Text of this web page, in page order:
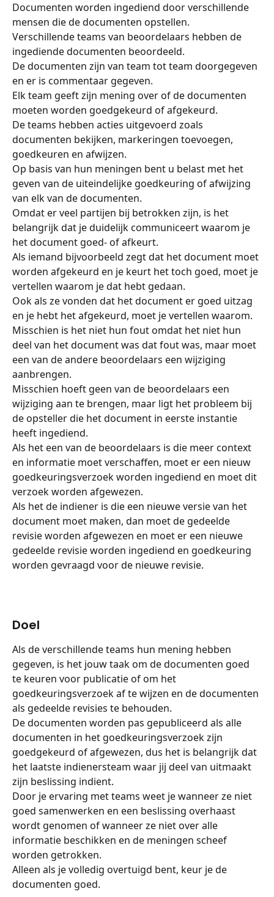
Documenten worden ingediend door verschillende
mensen die de documenten opstellen.
Verschillende teams van beoordelaars hebben de
ingediende documenten beoordeeld.
De documenten zijn van team tot team doorgegeven
en er is commentaar gegeven.
Elk team geeft zijn mening over of de documenten
moeten worden goedgekeurd of afgekeurd.
De teams hebben acties uitgevoerd zoals
documenten bekijken, markeringen toevoegen,
goedkeuren en afwijzen.
Op basis van hun meningen bent u belast met het
geven van de uiteindelijke goedkeuring of afwijzing
van elk van de documenten.
Omdat er veel partijen bij betrokken zijn, is het
belangrijk dat je duidelijk communiceert waarom je
het document goed- of afkeurt.
Als iemand bijvoorbeeld zegt dat het document moet
worden afgekeurd en je keurt het toch goed, moet je
vertellen waarom je dat hebt gedaan.
Ook als ze vonden dat het document er goed uitzag
en je hebt het afgekeurd, moet je vertellen waarom.
Misschien is het niet hun fout omdat het niet hun
deel van het document was dat fout was, maar moet
een van de andere beoordelaars een wijziging
aanbrengen.
Misschien hoeft geen van de beoordelaars een
wijziging aan te brengen, maar ligt het probleem bij
de opsteller die het document in eerste instantie
heeft ingediend.
Als het een van de beoordelaars is die meer context
en informatie moet verschaffen, moet er een nieuw
goedkeuringsverzoek worden ingediend en moet dit
verzoek worden afgewezen.
Als het de indiener is die een nieuwe versie van het
document moet maken, dan moet de gedeelde
revisie worden afgewezen en moet er een nieuwe
gedeelde revisie worden ingediend en goedkeuring
worden gevraagd voor de nieuwe revisie.
Doel
Als de verschillende teams hun mening hebben
gegeven, is het jouw taak om de documenten goed
te keuren voor publicatie of om het
goedkeuringsverzoek af te wijzen en de documenten
als gedeelde revisies te behouden.
De documenten worden pas gepubliceerd als alle
documenten in het goedkeuringsverzoek zijn
goedgekeurd of afgewezen, dus het is belangrijk dat
het laatste indienersteam waar jij deel van uitmaakt
zijn beslissing indient.
Door je ervaring met teams weet je wanneer ze niet
goed samenwerken en een beslissing overhaast
wordt genomen of wanneer ze niet over alle
informatie beschikken en de meningen scheef
worden getrokken.
Alleen als je volledig overtuigd bent, keur je de
documenten goed.